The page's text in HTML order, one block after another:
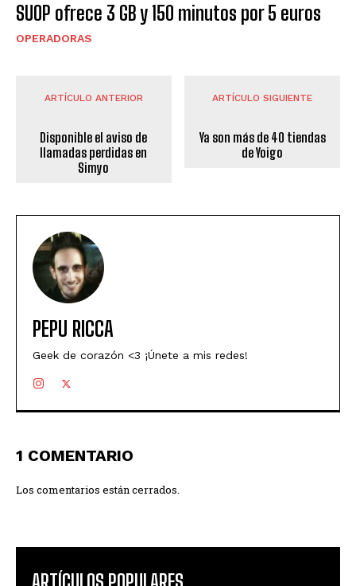
SUOP ofrece 3 GB y 150 minutos por 5 euros
OPERADORAS
ARTÍCULO ANTERIOR
Disponible el aviso de
llamadas perdidas en
Simyo
ARTÍCULO SIGUIENTE
Ya son más de 40 tiendas
de Yoigo
PEPU RICCA
Geek de corazón <3 ¡Únete a mis redes!
1 COMENTARIO
Los comentarios están cerrados.